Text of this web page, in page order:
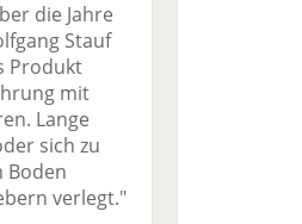
die Jahre
Stauf
Produkt
mit
Lange
sich zu
Boden
verlegt."